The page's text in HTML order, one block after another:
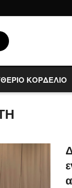
ΚΟΡΔΕΛΙΟ